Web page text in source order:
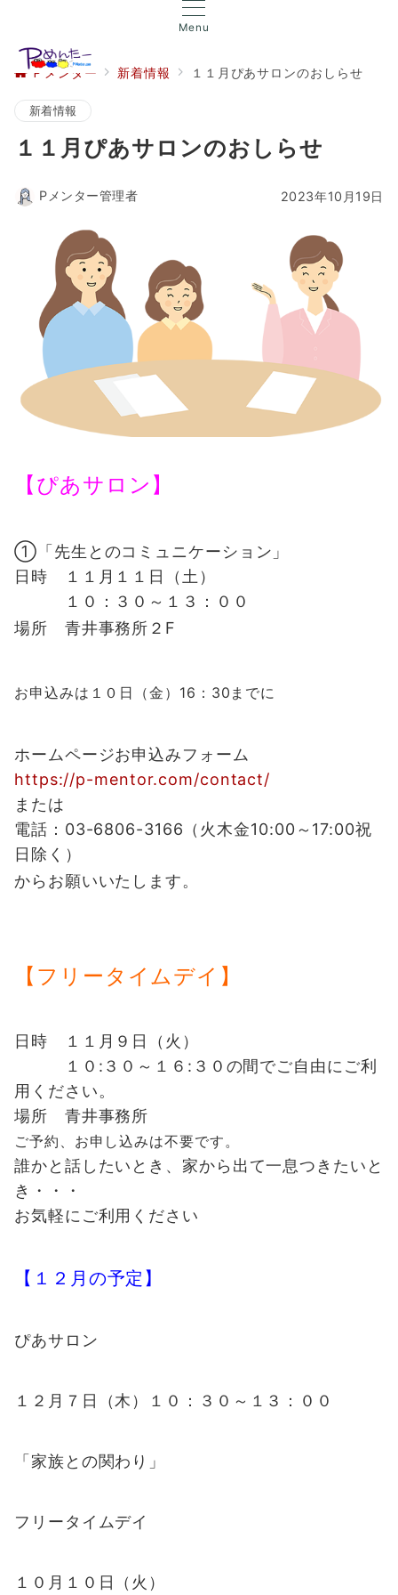
Menu
Ｐメンター 新着情報 １１月ぴあサロンのおしらせ
新着情報
１１月ぴあサロンのおしらせ
2023年10月19日
Pメンター管理者
【ぴあサロン】
①「先生とのコミュニケーション」
日時 １１月１１日（土）
１０：３０～１３：００
場所 青井事務所２F
お申込みは １０日（金）16：30までに
ホームページお申込みフォーム
https://p-mentor.com/contact/
または
電話：03-6806-3166（火木金10:00～17:00祝
日除く）
からお願いいたします。
【フリータイムデイ】
日時 １１月９日（火）
１０:３０～１６:３０の間でご自由にご利
用ください。
場所 青井事務所
ご予約、お申し込みは不要です。
誰かと話したいとき、家から出て一息つきたいと
き・・・
お気軽にご利用ください
【１２月の予定】
ぴあサロン
１２月７日（木）１０：３０～１３：００
「家族との関わり」
フリータイムデイ
１０月１０日（火）